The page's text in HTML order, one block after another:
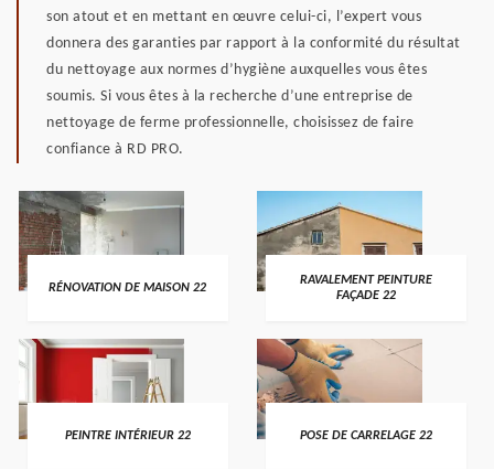
son atout et en mettant en œuvre celui-ci, l’expert vous
donnera des garanties par rapport à la conformité du résultat
du nettoyage aux normes d’hygiène auxquelles vous êtes
soumis. Si vous êtes à la recherche d’une entreprise de
nettoyage de ferme professionnelle, choisissez de faire
confiance à RD PRO.
RÉNOVATION DE MAISON 22
RAVALEMENT PEINTURE
FAÇADE 22
PEINTRE INTÉRIEUR 22 POSE DE CARRELAGE 22